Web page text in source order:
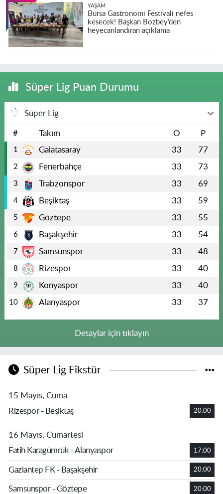
YAŞAM
Bursa Gastronomi Festivali nefes
kesecek! Başkan Bozbey’den
heyecanlandıran açıklama
Süper Lig Puan Durumu
Süper Lig
# Takım O P
1 Galatasaray 33 77
2 Fenerbahçe 33 73
3 Trabzonspor 33 69
4 Beşiktaş 33 59
5 Göztepe 33 55
6 Başakşehir 33 54
7 Samsunspor 33 48
8 Rizespor 33 40
9 Konyaspor 33 40
10 Alanyaspor 33 37
Detaylar için tıklayın
Süper Lig Fikstür
15 Mayıs, Cuma
Rizespor - Beşiktaş
20:00
16 Mayıs, Cumartesi
Fatih Karagümrük - Alanyaspor
17:00
Gaziantep FK - Başakşehir 20:00
Samsunspor - Göztepe 20:00